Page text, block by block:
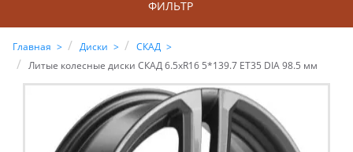
ФИЛЬТР
Главная Диски
СКАД
Литые колесные диски СКАД 6.5xR16 5*139.7 ET35 DIA 98.5 мм